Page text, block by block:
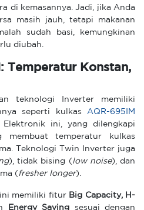
di kemasannya. Jadi, jika Anda
masih jauh, tetapi makanan
sudah basi, kemungkinan
diubah.
Temperatur Konstan,
teknologi Inverter memiliki
seperti kulkas AQR-695IM
Elektronik ini, yang dilengkapi
membuat temperatur kulkas
Teknologi Twin Inverter juga
), tidak bising (low noise), dan
( fresher longer).
memiliki fitur Big Capacity, H-
Energy Saving sesuai dengan